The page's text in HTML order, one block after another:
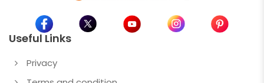
Useful Links
Privacy